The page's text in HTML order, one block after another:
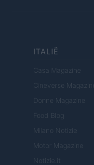
ITALIË
Casa Magazine
Cineverse Magazine
Donne Magazine
Food Blog
Milano Notizie
Motor Magazine
Notizie.it